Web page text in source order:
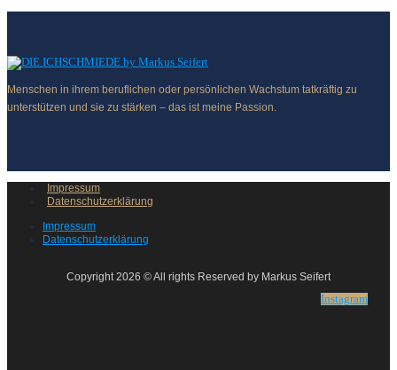
Menschen in ihrem beruflichen oder persönlichen Wachstum tatkräftig zu
unterstützen und sie zu stärken – das ist meine Passion.
Impressum
Datenschutzerklärung
Impressum
Datenschutzerklärung
Copyright 2026 © All rights Reserved by Markus Seifert
Instagram